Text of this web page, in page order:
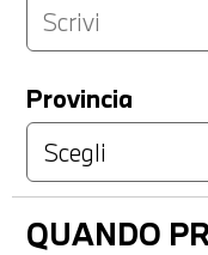
Provincia
QUANDO